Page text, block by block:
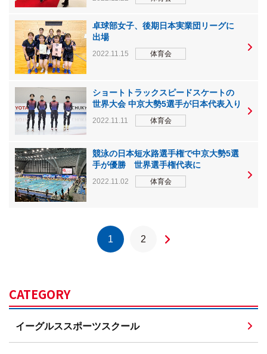
卓球部女子、後期日本実業団リーグに
出場
2022.11.15 体育会
ショートトラックスピードスケートの
世界大会 中京大勢5選手が日本代表入り
2022.11.11 体育会
競泳の日本短水路選手権で中京大勢5選
手が優勝 世界選手権代表に
2022.11.02 体育会
1 2
CATEGORY
イーグルススポーツスクール